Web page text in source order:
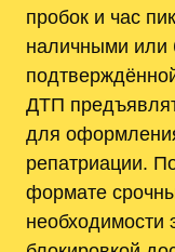
пробок и час
наличными или
ДТП
для
репатриации.
формате
необходимости